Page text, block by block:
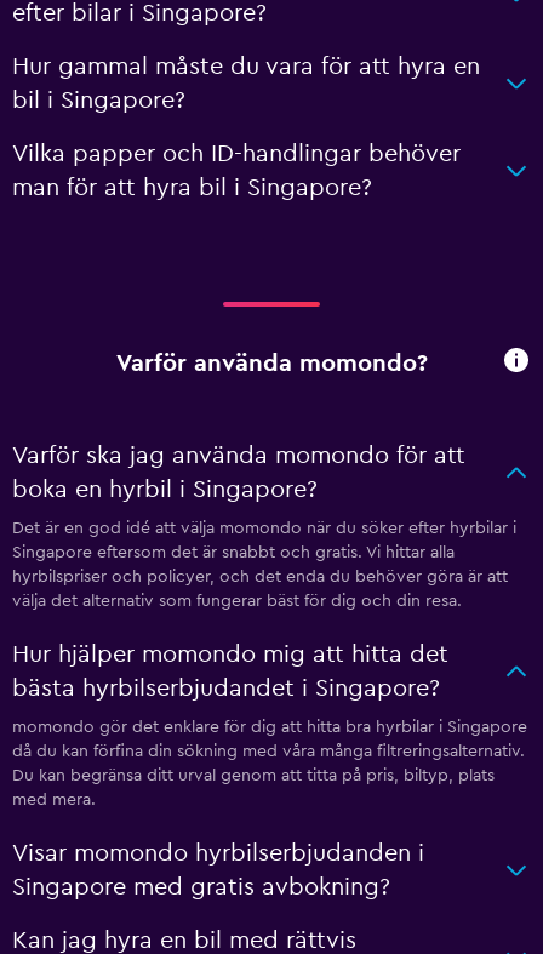
efter bilar i Singapore?
Hur gammal måste du vara för att hyra en
bil i Singapore?
Vilka papper och ID-handlingar behöver
man för att hyra bil i Singapore?
Varför använda momondo?
Varför ska jag använda momondo för att
boka en hyrbil i Singapore?
Det är en god idé att välja momondo när du söker efter hyrbilar i
Singapore eftersom det är snabbt och gratis. Vi hittar alla
hyrbilspriser och policyer, och det enda du behöver göra är att
välja det alternativ som fungerar bäst för dig och din resa.
Hur hjälper momondo mig att hitta det
bästa hyrbilserbjudandet i Singapore?
momondo gör det enklare för dig att hitta bra hyrbilar i Singapore
då du kan förfina din sökning med våra många filtreringsalternativ.
Du kan begränsa ditt urval genom att titta på pris, biltyp, plats
med mera.
Visar momondo hyrbilserbjudanden i
Singapore med gratis avbokning?
Kan jag hyra en bil med rättvis